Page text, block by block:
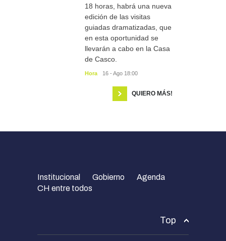
18 horas, habrá una nueva
edición de las visitas
guiadas dramatizadas, que
en esta oportunidad se
llevarán a cabo en la Casa
de Casco.
Hora 16 - Ago 18:00
QUIERO MÁS!
Institucional Gobierno
Agenda
CH entre todos
Top